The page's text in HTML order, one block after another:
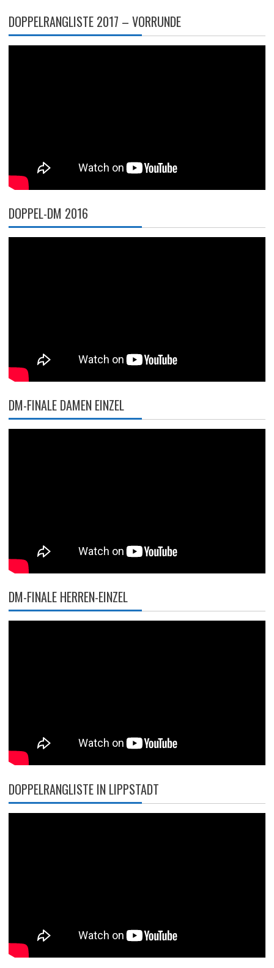
DOPPELRANGLISTE 2017 – VORRUNDE
DOPPEL-DM 2016
DM-FINALE DAMEN EINZEL
DM-FINALE HERREN-EINZEL
DOPPELRANGLISTE IN LIPPSTADT